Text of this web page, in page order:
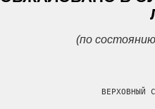
(по
ВЕРХОВНЫЙ